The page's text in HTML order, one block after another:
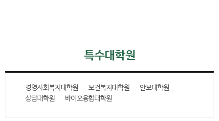
특수대학원
경영사회복지대학원 보건복지대학원
안보대학원
상담대학원
바이오융합대학원